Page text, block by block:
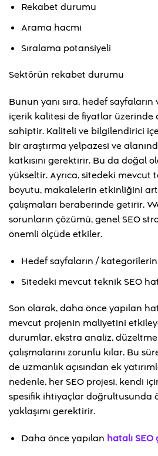
Rekabet durumu
Arama hacmi
Sıralama potansiyeli
Sektörün rekabet durumu
Bunun yanı sıra, hedef
içerik kalitesi de fiyatlar
sahiptir. Kaliteli ve bilgilendirici
bir araştırma yelpazesi ve
katkısını gerektirir. Bu da doğal
yükseltir. Ayrıca, sitedeki mevcut
boyutu, makalelerin etkinliğini
çalışmaları beraberinde getirir.
sorunların çözümü, genel SEO
önemli ölçüde etkiler.
Hedef sayfaların /
Sitedeki mevcut teknik SEO
Son olarak, daha önce yapılan
mevcut projenin maliyetini
durumlar, ekstra analiz,
çalışmalarını zorunlu kılar. Bu
de uzmanlık açısından ek
nedenle, her SEO projesi, kendi
spesifik ihtiyaçlar doğrultusunda
yaklaşımı gerektirir.
Daha önce yapılan hatalı SEO